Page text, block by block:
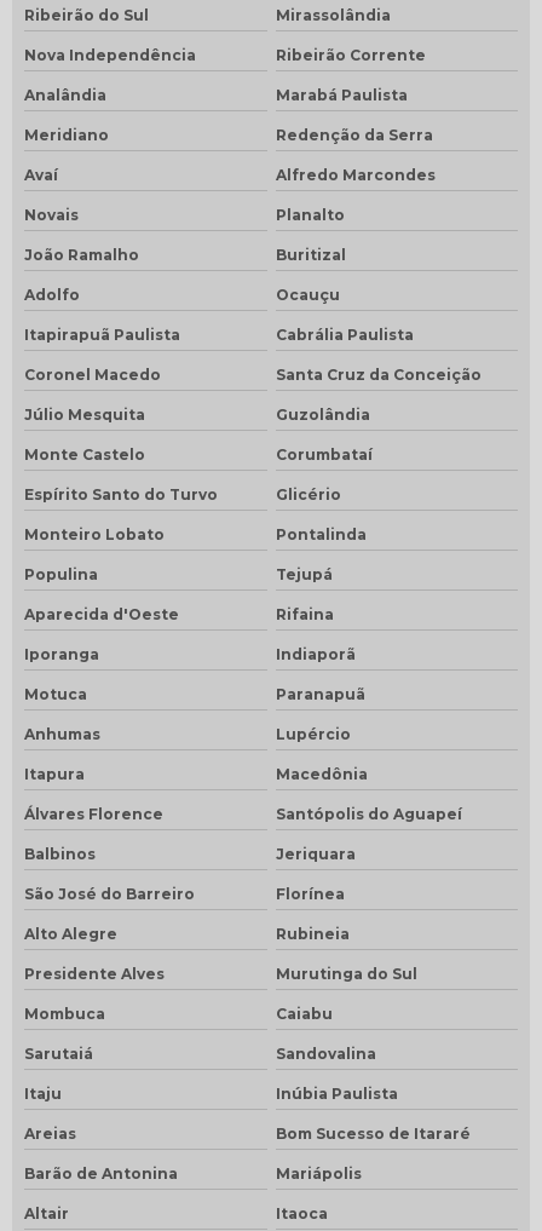
Ribeirão do Sul Mirassolândia
Nova Independência Ribeirão Corrente
Analândia Marabá Paulista
Meridiano Redenção da Serra
Avaí Alfredo Marcondes
Novais Planalto
João Ramalho Buritizal
Adolfo Ocauçu
Itapirapuã Paulista Cabrália Paulista
Coronel Macedo Santa Cruz da Conceição
Júlio Mesquita Guzolândia
Monte Castelo Corumbataí
Espírito Santo do Turvo Glicério
Monteiro Lobato Pontalinda
Populina Tejupá
Aparecida d'Oeste Rifaina
Iporanga Indiaporã
Motuca Paranapuã
Anhumas Lupércio
Itapura Macedônia
Álvares Florence Santópolis do Aguapeí
Balbinos Jeriquara
São José do Barreiro Florínea
Alto Alegre Rubineia
Presidente Alves Murutinga do Sul
Mombuca Caiabu
Sarutaiá Sandovalina
Itaju Inúbia Paulista
Areias Bom Sucesso de Itararé
Barão de Antonina Mariápolis
Altair Itaoca